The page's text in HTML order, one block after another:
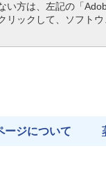
い方は、左記の「
リックして、ソフト
ージについて